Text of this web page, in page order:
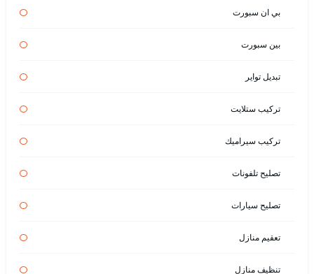
بي ان سبورت
بين سبورت
تبديل تواير
تركيب ستلايت
تركيب سيراميك
تصليح تلفونات
تصليح سيارات
تعقيم منازل
تنظيف منازل